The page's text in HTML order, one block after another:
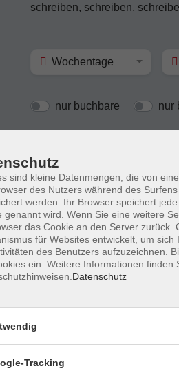
schreiben, schreiben,
Wochentage
nur buchbare nur
Online-Seminar
sind kleine Datenmengen, die von
des Nutzers während des
werden. Ihr Browser speichert
genannt wird. Wenn Sie eine weitere
das Cookie an den Server zurück.
für Websites entwickelt, um
des Benutzers aufzuzeichnen.
ein. Weitere Informationen finden
Datenschutz
Tracking